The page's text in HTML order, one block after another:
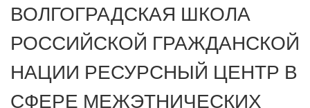
ВОЛГОГРАДСКАЯ ШКОЛА
РОССИЙСКОЙ ГРАЖДАНСКОЙ
НАЦИИ РЕСУРСНЫЙ ЦЕНТР В
СФЕРЕ МЕЖЭТНИЧЕСКИХ